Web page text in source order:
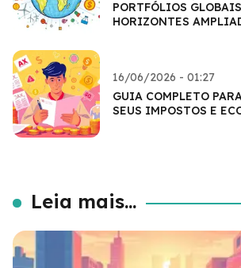
PORTFÓLIOS
HORIZONTES
16/06/2026 - 01:27
GUIA COMPLETO
SEUS IMPOSTOS E
Leia mais...